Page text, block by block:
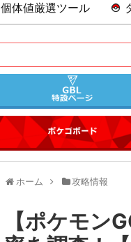
個体値厳選ツール
ホーム 攻略情報
【ポケモン